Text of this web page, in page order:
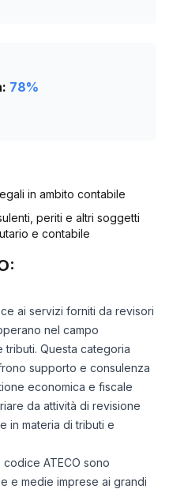
78%
in ambito contabile
periti e altri soggetti
e contabile
ai servizi forniti da revisori
nel campo
tributi. Questa categoria
supporto e consulenza
economica e fiscale
da attività di revisione
in materia di tributi e
ATECO sono
e medie imprese ai grandi